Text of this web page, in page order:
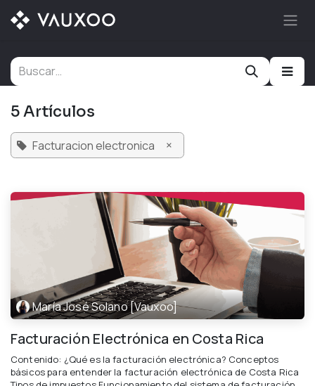
Ir al contenido
5 Artículos
Facturacion electronica ×
María José Solano [Vauxoo]
Facturación Electrónica en Costa Rica
Contenido: ¿Qué es la facturación electrónica? Conceptos
básicos para entender la facturación electrónica de Costa Rica